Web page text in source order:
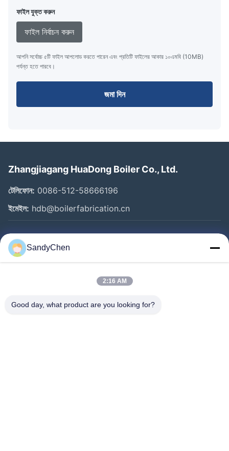
ফাইল যুক্ত করুন
ফাইল নির্বাচন করুন
আপনি সর্বোচ্চ ৫টি ফাইল আপলোড করতে পারেন এবং প্রতিটি ফাইলের আকার ১০এমবি (10MB)
পর্যন্ত হতে পারবে।
জমা দিন
Zhangjiagang HuaDong Boiler Co., Ltd.
টেলিফোন: 0086-512-58666196
ইমেইল: hdb@boilerfabrication.cn
গুরুত্বপূর্ণ সংযোগ
বাড়ি
ভিডিও
SandyChen
2:16 AM
Good day, what product are you looking for?